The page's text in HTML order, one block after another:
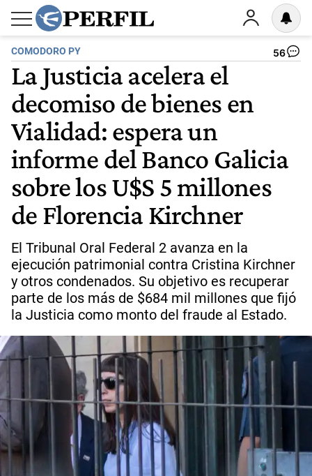
COMODORO PY 56
La Justicia acelera el
decomiso de bienes en
Vialidad: espera un
informe del Banco Galicia
sobre los U$S 5 millones
de Florencia Kirchner
El Tribunal Oral Federal 2 avanza en la
ejecución patrimonial contra Cristina Kirchner
y otros condenados. Su objetivo es recuperar
parte de los más de $684 mil millones que fijó
la Justicia como monto del fraude al Estado.